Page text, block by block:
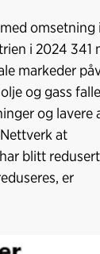
omsetning
i 2024 341
markeder
og gass
og lavere
at
blitt redusert
er